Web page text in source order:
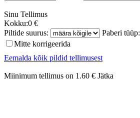
Sinu Tellimus
Kokku:0 €
Piltide suurus:
Paberi tüüp:
Mitte korrigeerida
Eemalda kõik pildid tellimusest
Miinimum tellimus on 1.60 € Jätka